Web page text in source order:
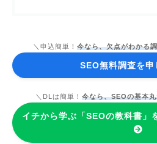
＼申込簡単！ 今なら、欠点がわかる
SEO無料調査を申
＼DLは簡単！ 今なら、SEOの基本
イチから学ぶ「SEOの教科書」